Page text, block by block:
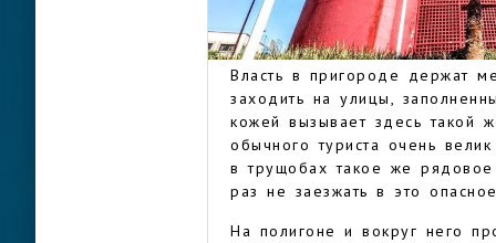
переводе на язык ацтеков
гигантский мегаполис, где
Власть в пригороде держат
заходить на улицы,
кожей вызывает здесь такой
обычного туриста очень
в трущобах такое же рядовое
раз не заезжать в это
На полигоне и вокруг него